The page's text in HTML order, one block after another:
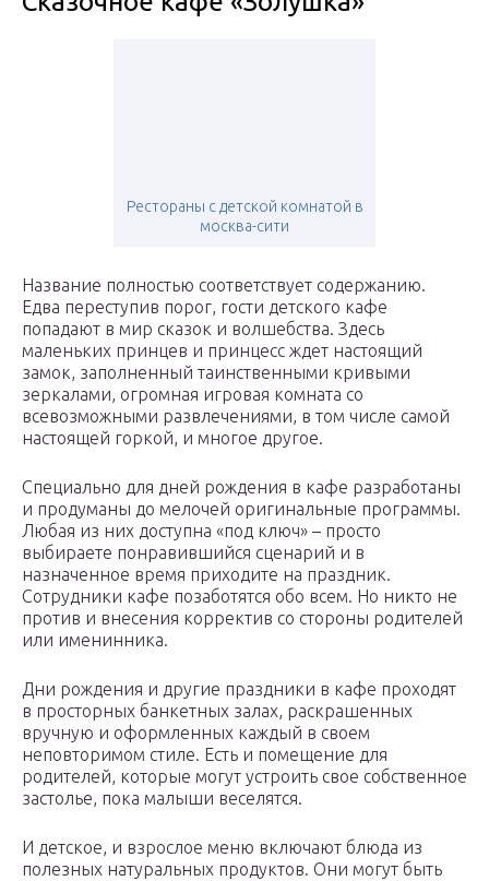
Рестораны с детской комнатой в
москва-сити
Название полностью соответствует содержанию.
Едва переступив порог, гости детского кафе
попадают в мир сказок и волшебства. Здесь
маленьких принцев и принцесс ждет настоящий
замок, заполненный таинственными кривыми
зеркалами, огромная игровая комната со
всевозможными развлечениями, в том числе самой
настоящей горкой, и многое другое.
Специально для дней рождения в кафе разработаны
и продуманы до мелочей оригинальные программы.
Любая из них доступна «под ключ» – просто
выбираете понравившийся сценарий и в
назначенное время приходите на праздник.
Сотрудники кафе позаботятся обо всем. Но никто не
против и внесения корректив со стороны родителей
или именинника.
Дни рождения и другие праздники в кафе проходят
в просторных банкетных залах, раскрашенных
вручную и оформленных каждый в своем
неповторимом стиле. Есть и помещение для
родителей, которые могут устроить свое собственное
застолье, пока малыши веселятся.
И детское, и взрослое меню включают блюда из
полезных натуральных продуктов. Они могут быть